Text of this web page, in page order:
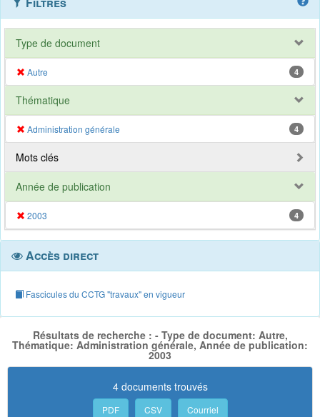
Type de document
Autre 4
Thématique
Administration générale 4
Mots clés
Année de publication
2003 4
Accès direct
Fascicules du CCTG "travaux" en vigueur
Résultats de recherche : - Type de document: Autre,
Thématique: Administration générale, Année de publication:
2003
4 documents trouvés
PDF CSV Courriel